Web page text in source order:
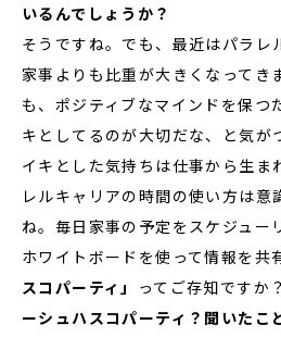
いるんでしょうか？
そうですね。でも、最近はパラレ
家事よりも比重が大きくなってき
も、ポジティブなマインドを保つ
キとしてるのが大切だな、と気が
イキとした気持ちは仕事から生ま
レルキャリアの時間の使い方は意
ね。毎日家事の予定をスケジュー
ホワイトボードを使って情報を共
スコパーティ」
ってご存知ですか？
ーシュハスコパーティ？聞いたこ